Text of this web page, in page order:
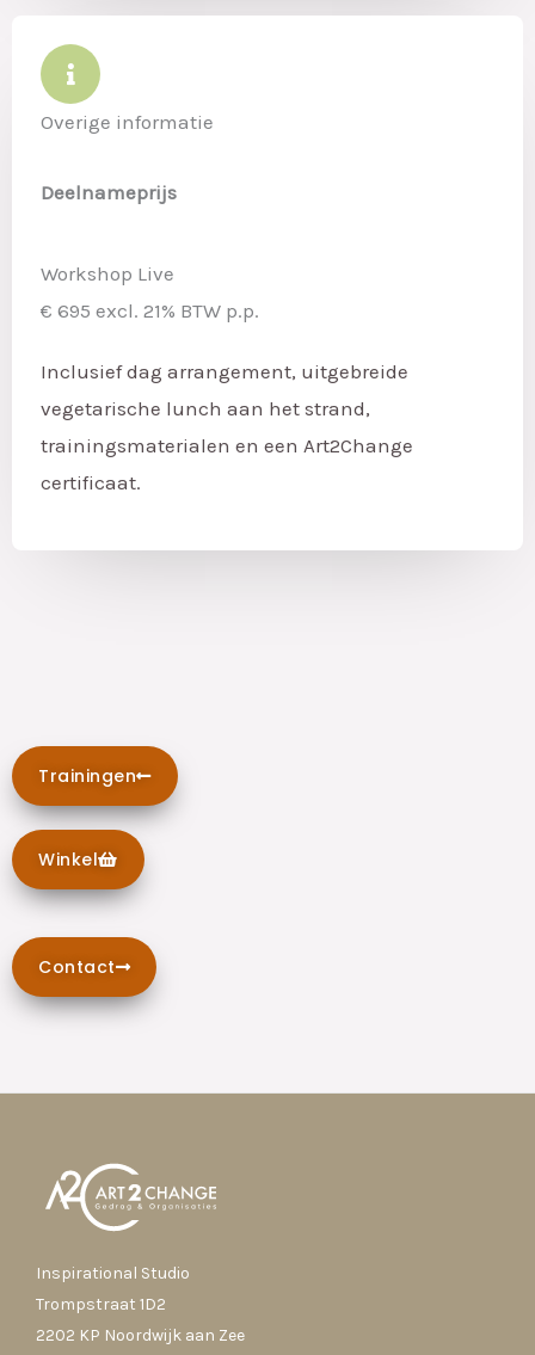
Overige informatie
Deelnameprijs
Workshop Live
€ 695 excl. 21% BTW p.p.
Inclusief dag arrangement, uitgebreide
vegetarische lunch aan het strand,
trainingsmaterialen en een Art2Change
certificaat.
Trainingen
Winkel
Contact
Inspirational Studio
Trompstraat 1D2
2202 KP Noordwijk aan Zee